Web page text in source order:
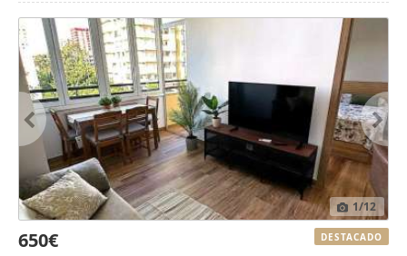
1/12
650€ DESTACADO